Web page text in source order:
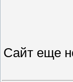
Сайт еще